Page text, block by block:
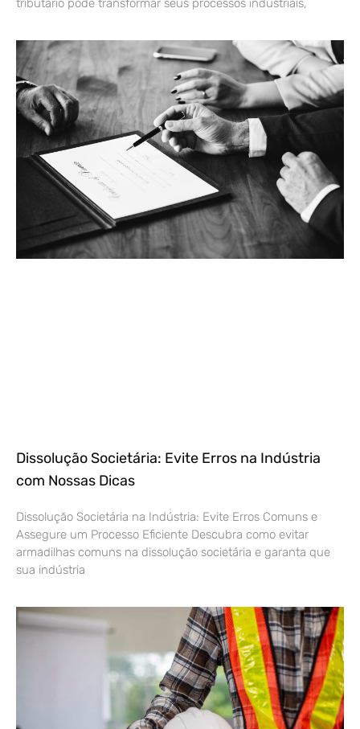
tributário pode transformar seus processos industriais,
Dissolução Societária: Evite Erros na Indústria
com Nossas Dicas
Dissolução Societária na Indústria: Evite Erros Comuns e
Assegure um Processo Eficiente Descubra como evitar
armadilhas comuns na dissolução societária e garanta que
sua indústria